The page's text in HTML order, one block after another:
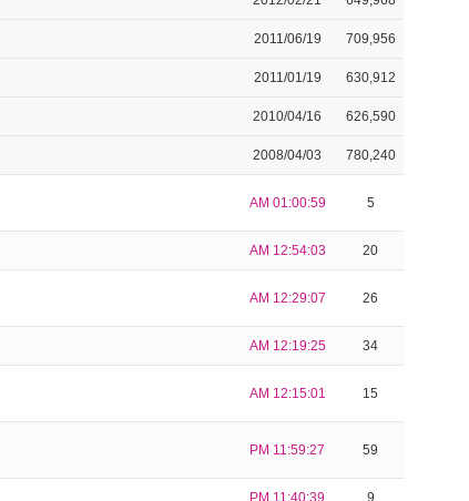
2011/06/19 709,956
2011/01/19 630,912
2010/04/16 626,590
2008/04/03 780,240
AM 01:00:59 5
AM 12:54:03 20
AM 12:29:07 26
AM 12:19:25 34
AM 12:15:01 15
PM 11:59:27 59
PM 11:40:39 9